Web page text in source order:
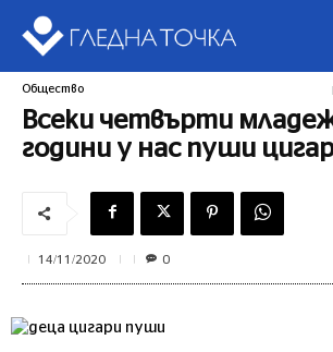
Общество
Всеки четвърти
години у нас пуши
14/11/2020 0